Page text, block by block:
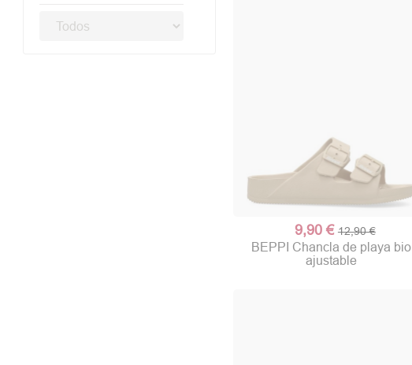
9,90 € 12,90 €
BEPPI Chancla de playa bio
ajustable